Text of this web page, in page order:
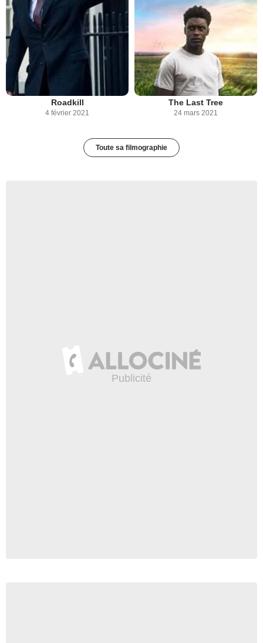
Roadkill
4 février 2021
The Last Tree
24 mars 2021
Toute sa filmographie